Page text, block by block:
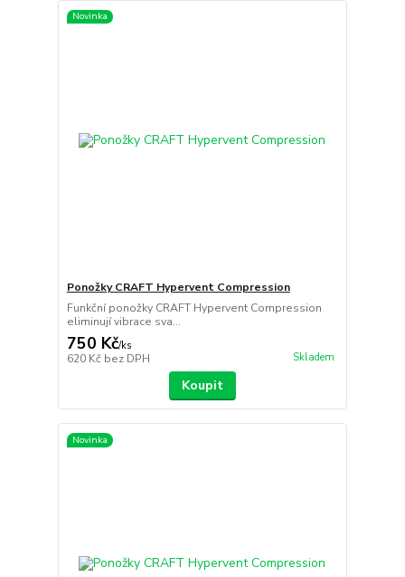
Novinka
Ponožky CRAFT Hypervent Compression
Funkční ponožky CRAFT Hypervent Compression
eliminují vibrace sva...
750 Kč/ks
620 Kč bez DPH Skladem
Koupit
Novinka